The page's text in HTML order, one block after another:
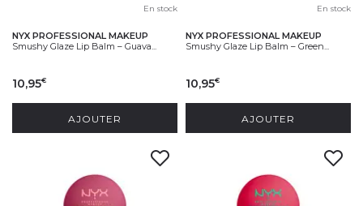
En stock
NYX PROFESSIONAL MAKEUP
Smushy Glaze Lip Balm – Guava...
10,95€
AJOUTER
En stock
NYX PROFESSIONAL MAKEUP
Smushy Glaze Lip Balm – Green...
10,95€
AJOUTER